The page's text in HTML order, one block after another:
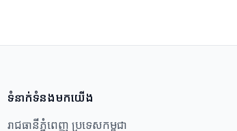
ទំនាក់ទំនងមកយើង
រាជធានីភ្នំពេញ ប្រទេសកម្ពុជា